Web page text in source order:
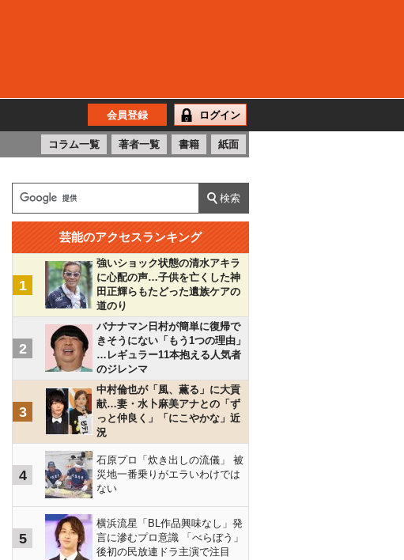
会員登録 ログイン
コラム一覧 著者一覧 書籍 紙面
芸能のアクセスランキング
1
強いショック状態の清水アキラ
に心配の声…子供を亡くした神
田正輝らもたどった遺族ケアの
道のり
2
バナナマン日村が簡単に復帰で
きそうにない「もう1つの理由」
…レギュラー11本抱える人気者
のジレンマ
3
中村倫也が「風、薫る」に大貢
献…妻・水卜麻美アナとの「ず
っと仲良く」「にこやかな」近
況
4
石原プロ「炊き出しの流儀」 被
災地一番乗りがエラいわけでは
ない
5
横浜流星「BL作品興味なし」発
言に滲むプロ意識 「べらぼう」
後初の民放連ドラ主演で注目